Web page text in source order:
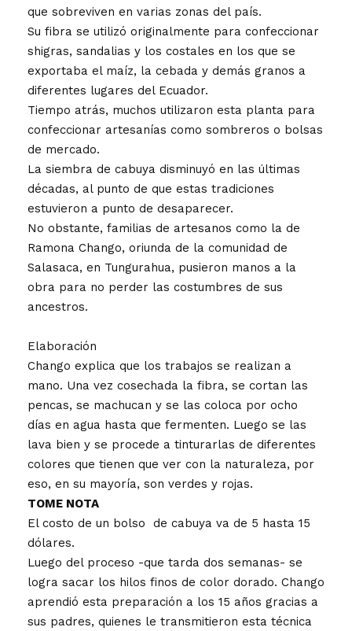
que sobreviven en varias zonas del país.
Su fibra se utilizó originalmente para confeccionar
shigras, sandalias y los costales en los que se
exportaba el maíz, la cebada y demás granos a
diferentes lugares del Ecuador.
Tiempo atrás, muchos utilizaron esta planta para
confeccionar artesanías como sombreros o bolsas
de mercado.
La siembra de cabuya disminuyó en las últimas
décadas, al punto de que estas tradiciones
estuvieron a punto de desaparecer.
No obstante, familias de artesanos como la de
Ramona Chango, oriunda de la comunidad de
Salasaca, en Tungurahua, pusieron manos a la
obra para no perder las costumbres de sus
ancestros.
Elaboración
Chango explica que los trabajos se realizan a
mano. Una vez cosechada la fibra, se cortan las
pencas, se machucan y se las coloca por ocho
días en agua hasta que fermenten. Luego se las
lava bien y se procede a tinturarlas de diferentes
colores que tienen que ver con la naturaleza, por
eso, en su mayoría, son verdes y rojas.
TOME NOTA
El costo de un bolso de cabuya va de 5 hasta 15
dólares.
Luego del proceso -que tarda dos semanas- se
logra sacar los hilos finos de color dorado. Chango
aprendió esta preparación a los 15 años gracias a
sus padres, quienes le transmitieron esta técnica